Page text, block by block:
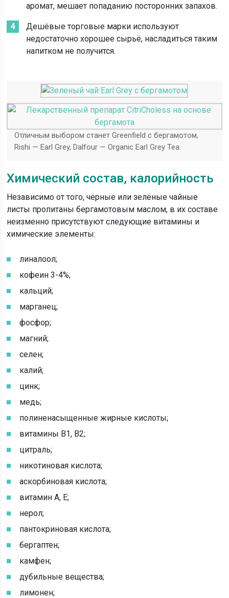
аромат, мешает попаданию посторонних запахов.
Дешёвые торговые марки используют
недостаточно хорошее сырьё, насладиться таким
напитком не получится.
Отличным выбором станет Greenfield с бергамотом,
Rishi — Earl Grey, Dalfour — Organic Earl Grey Tea.
Химический состав, калорийность
Независимо от того, чёрные или зелёные чайные
листы пропитаны бергамотовым маслом, в их составе
неизменно присутствуют следующие витамины и
химические элементы:
линалоол;
кофеин 3-4%;
кальций;
марганец;
фосфор;
магний;
селен;
калий;
цинк;
медь;
полиненасыщенные жирные кислоты;
витамины В1, В2;
цитраль;
никотиновая кислота;
аскорбиновая кислота;
витамин А, Е;
нерол;
пантокриновая кислота;
бергаптен;
камфен;
дубильные вещества;
лимонен;